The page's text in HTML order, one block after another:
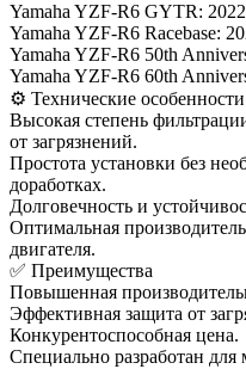
Yamaha YZF-R6 GYTR:
Yamaha YZF-R6 Racebase:
Yamaha YZF-R6 50th
Yamaha YZF-R6 60th
⚙️ Технические особенности
Высокая степень
от загрязнений.
Простота установки без
доработках.
Долговечность и
Оптимальная
двигателя.
✅ Преимущества
Повышенная
Эффективная защита от
Конкурентоспособная цена.
Специально разработан для